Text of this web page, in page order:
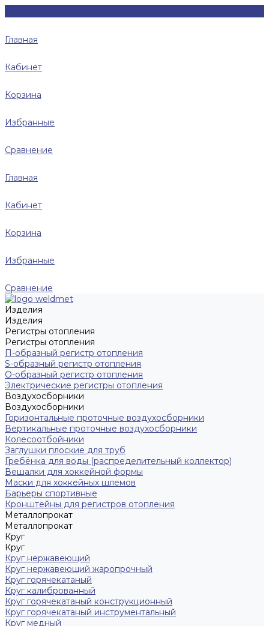
Главная
Кабинет
Корзина
Избранные
Сравнение
Главная
Кабинет
Корзина
Избранные
Сравнение
Изделия
Изделия
Регистры отопления
Регистры отопления
П-образный регистр отопления
S-образный регистр отопления
O-образный регистр отопления
Электрические регистры отопления
Воздухосборники
Воздухосборники
Горизонтальные проточные воздухосборники
Вертикальные проточные воздухосборники
Колесоотбойники
Заглушки плоские для труб
Гребёнка для воды (распределительный коллектор)
Вешалки для хоккейной формы
Маски для хоккейных шлемов
Барьеры спортивные
Кронштейны для регистров отопления
Металлопрокат
Металлопрокат
Круг
Круг
Круг нержавеющий
Круг нержавеющий жаропрочный
Круг горячекатаный
Круг калиброванный
Круг горячекатаный конструкционный
Круг горячекатаный инструментальный
Круг медный